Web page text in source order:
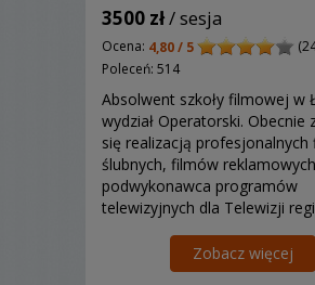
3500 zł/ sesja
Ocena: 4,80 / 5
Poleceń: 514
Absolwent szkoły filmowej w
wydział Operatorski. Obecnie
się realizacją
ślubnych, filmów
podwykonawca programów
telewizyjnych dla Telewizji
kreatywność, co jest
wykonania wspaniałej
Zobacz więcej